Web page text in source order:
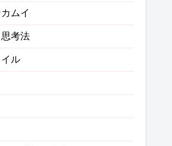
ムイ
考法
ル